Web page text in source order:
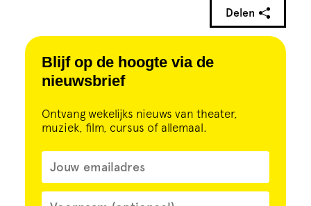
Blijf op de hoogte via de
nieuwsbrief
Ontvang wekelijks nieuws van theater,
muziek, film, cursus of allemaal.
Delen